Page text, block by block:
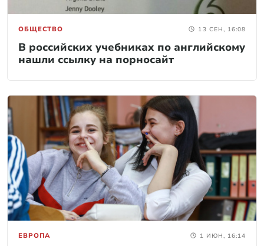
ОБЩЕСТВО 13 СЕН, 16:08
В российских учебниках по английскому
нашли ссылку на порносайт
ЕВРОПА 1 ИЮН, 16:14